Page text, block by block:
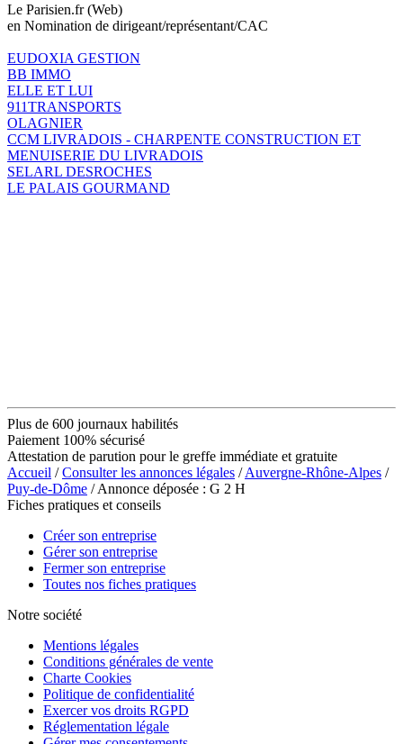
Le Parisien.fr (Web)
en Nomination de dirigeant/représentant/CAC
EUDOXIA GESTION
BB IMMO
ELLE ET LUI
911TRANSPORTS
OLAGNIER
CCM LIVRADOIS - CHARPENTE CONSTRUCTION ET
MENUISERIE DU LIVRADOIS
SELARL DESROCHES
LE PALAIS GOURMAND
Plus de 600 journaux habilités
Paiement 100% sécurisé
Attestation de parution pour le greffe immédiate et gratuite
Accueil /Consulter les annonces légales /Auvergne-Rhône-Alpes /
Puy-de-Dôme / Annonce déposée : G 2 H
Fiches pratiques et conseils
Créer son entreprise
Gérer son entreprise
Fermer son entreprise
Toutes nos fiches pratiques
Notre société
Mentions légales
Conditions générales de vente
Charte Cookies
Politique de confidentialité
Exercer vos droits RGPD
Réglementation légale